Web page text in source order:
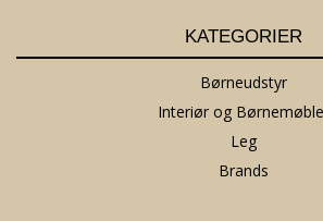
KATEGORIER
Børneudstyr
Interiør og
Leg
Brands